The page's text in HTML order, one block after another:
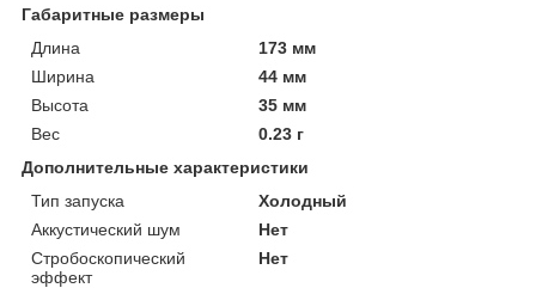
Габаритные размеры
Длина
173 мм
Ширина
44 мм
Высота
35 мм
Вес
0.23 г
Дополнительные характеристики
Тип запуска
Холодный
Аккустический шум
Нет
Стробоскопический
эффект
Нет